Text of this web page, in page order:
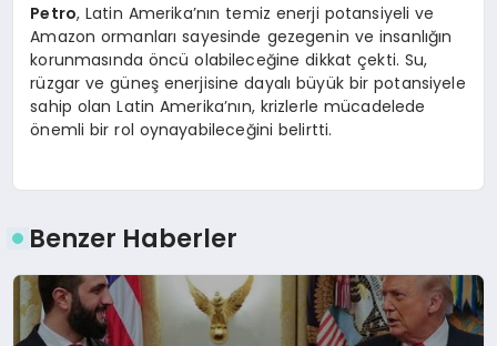
Petro, Latin Amerika’nın temiz enerji potansiyeli ve
Amazon ormanları sayesinde gezegenin ve insanlığın
korunmasında öncü olabileceğine dikkat çekti. Su,
rüzgar ve güneş enerjisine dayalı büyük bir potansiyele
sahip olan Latin Amerika’nın, krizlerle mücadelede
önemli bir rol oynayabileceğini belirtti.
Benzer Haberler